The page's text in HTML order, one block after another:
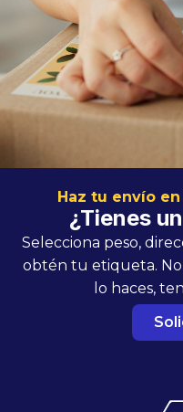
Haz tu envío
¿Tienes
Selecciona peso,
obtén tu etiqueta. No
lo haces,